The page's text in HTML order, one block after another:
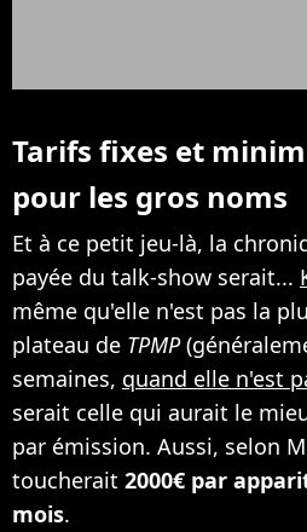
Tarifs fixes et
pour les gros noms
Et à ce petit jeu-là, la
payée du talk-show serait...
même qu'elle n'est pas la
plateau de TPMP
semaines, quand elle n'est
serait celle qui aurait le
par émission. Aussi, selon
toucherait 2000€ par
mois.